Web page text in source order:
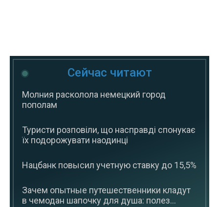
Сейчас читают
Молния расколола немецкий город
пополам
Туристи розповіли, що насправді спонукає
їх подорожувати наодинці
Нацбанк повысил учетную ставку до 15,5%
Зачем опытные путешественники кладут
в чемодан шапочку для душа: полез...